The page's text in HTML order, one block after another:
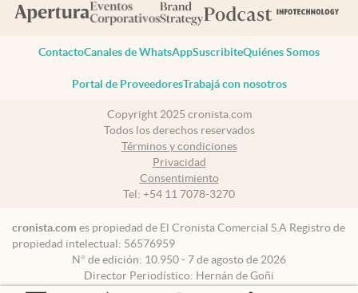
ContactoCanales de WhatsAppSuscribiteQuiénes Somos
Portal de ProveedoresTrabajá con nosotros
Copyright 2025 cronista.com
Todos los derechos reservados
Términos y condiciones
Privacidad
Consentimiento
Tel: +54 11 7078-3270
cronista.com es propiedad de El Cronista Comercial S.A Registro de
propiedad intelectual: 56576959
N° de edición: 10.950 - 7 de agosto de 2026
Director Periodístico: Hernán de Goñi